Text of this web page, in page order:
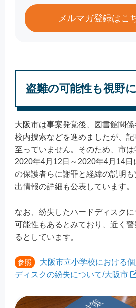
メルマガ登録はこ
盗難の可能性も視野
大阪市は事案発覚後、図書館関
校内捜索などを進めましたが、
至っていません。そのため、市
2020年4月12日～2020年4月14日
の保護者らに謝罪と経緯の説明
出情報の詳細も公表しています。
なお、紛失したハードディスク
可能性もあるとみており、近く
るとしています。
参照
大阪市立小学校における
ディスクの紛失について/大阪市